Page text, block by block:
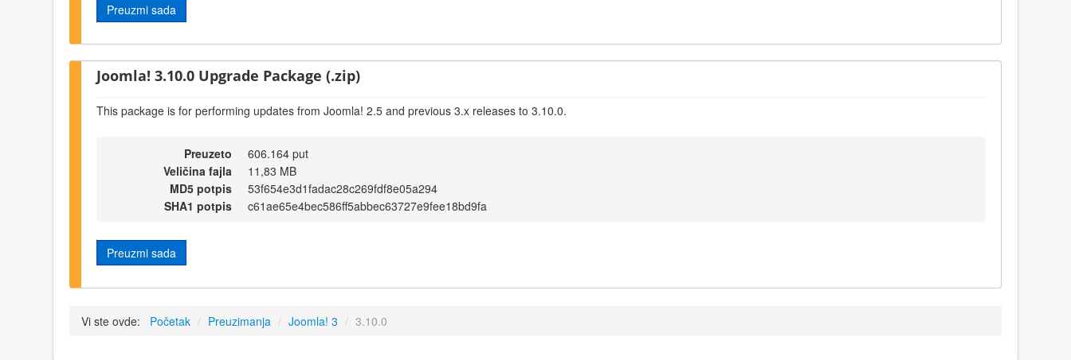
Preuzmi sada
Joomla! 3.10.0 Upgrade Package (.zip)
This package is for performing updates from Joomla! 2.5 and previous 3.x releases to 3.10.0.
Preuzeto
606.164 put
Veličina fajla
11,83 MB
MD5 potpis
53f654e3d1fadac28c269fdf8e05a294
SHA1 potpis
c61ae65e4bec586ff5abbec63727e9fee18bd9fa
Preuzmi sada
Vi ste ovde: Početak / Preuzimanja / Joomla! 3 / 3.10.0